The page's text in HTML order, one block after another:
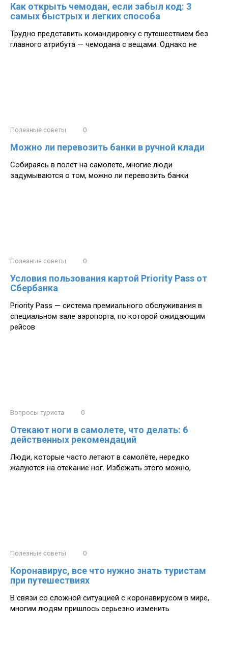
Как открыть чемодан, если забыл код: 3
самых быстрых и легких способа
Трудно представить командировку с путешествием без
главного атрибута — чемодана с вещами. Однако не
Полезные советы 0
Можно ли перевозить банки в ручной клади
Собираясь в полет на самолете, многие люди
задумываются о том, можно ли перевозить банки
Полезные советы 0
Условия пользования картой Priority Pass от
Сбербанка
Priority Pass — система премиального обслуживания в
специальном зале аэропорта, по которой ожидающим
рейсов
Вопросы туриста 0
Отекают ноги в самолете, что делать: 6
действенных рекомендаций
Люди, которые часто летают в самолёте, нередко
жалуются на отекание ног. Избежать этого можно,
Полезные советы 0
Коронавирус, все что нужно знать туристам
при путешествиях
В связи со сложной ситуацией с коронавирусом в мире,
многим людям пришлось серьезно изменить